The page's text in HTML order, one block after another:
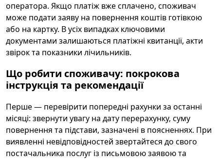
оператора. Якщо платіж вже сплачено, споживач
може подати заяву на повернення коштів готівкою
або на картку. В усіх випадках ключовими
документами залишаються платіжні квитанції, акти
звірок та показники лічильників.
Що робити споживачу: покрокова
інструкція та рекомендації
Перше — перевірити попередні рахунки за останні
місяці: звернути увагу на дату перерахунку, суму
повернення та підстави, зазначені в поясненнях. При
виявленні невідповідностей звертайтеся до свого
постачальника послуг із письмовою заявою та